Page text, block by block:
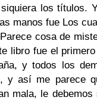
los títulos.
manos fue Los
cosa de
libro fue el
y todos los
y así me parece
mala, le debemos